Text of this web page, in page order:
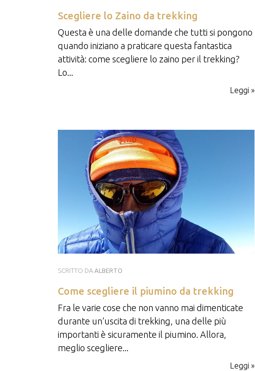
Scegliere lo Zaino da trekking
Questa è una delle domande che tutti si pongono
quando iniziano a praticare questa fantastica
attività: come scegliere lo zaino per il trekking?
Lo...
Leggi »
SCRITTO DA ALBERTO
Come scegliere il piumino da trekking
Fra le varie cose che non vanno mai dimenticate
durante un’uscita di trekking, una delle più
importanti è sicuramente il piumino. Allora,
meglio scegliere...
Leggi »